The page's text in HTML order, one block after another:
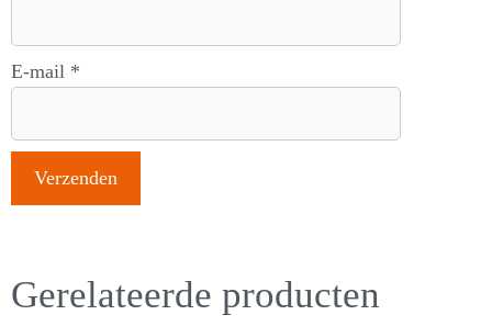
E-mail *
Gerelateerde producten